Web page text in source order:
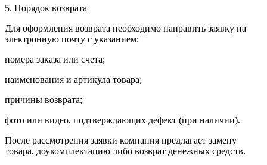
5. Порядок возврата
Для оформления возврата необходимо направить заявку на
электронную почту с указанием:
номера заказа или счета;
наименования и артикула товара;
причины возврата;
фото или видео, подтверждающих дефект (при наличии).
После рассмотрения заявки компания предлагает замену
товара, доукомплектацию либо возврат денежных средств.